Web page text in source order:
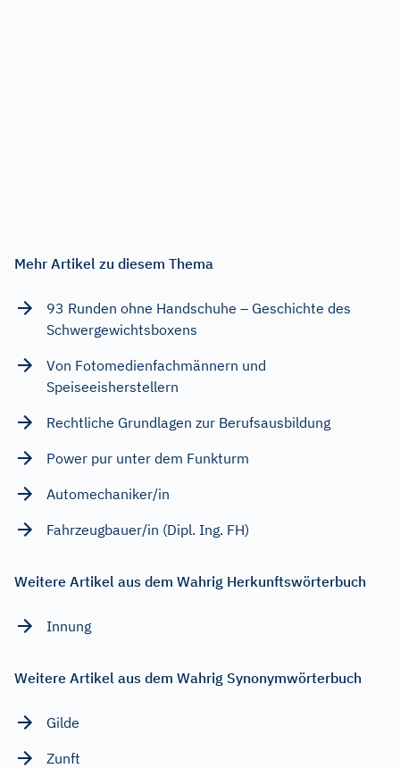
Mehr Artikel zu diesem Thema
93 Runden ohne Handschuhe – Geschichte des
Schwergewichtsboxens
Von Fotomedienfachmännern und
Speiseeisherstellern
Rechtliche Grundlagen zur Berufsausbildung
Power pur unter dem Funkturm
Automechaniker/in
Fahrzeugbauer/in (Dipl. Ing. FH)
Weitere Artikel aus dem Wahrig Herkunftswörterbuch
Innung
Weitere Artikel aus dem Wahrig Synonymwörterbuch
Gilde
Zunft